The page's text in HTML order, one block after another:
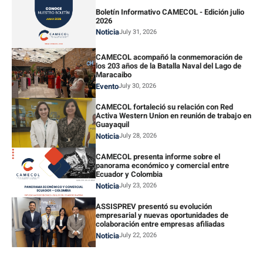
Boletín Informativo CAMECOL - Edición julio
2026
NoticiaJuly 31, 2026
CAMECOL acompañó la conmemoración de
los 203 años de la Batalla Naval del Lago de
Maracaibo
EventoJuly 30, 2026
CAMECOL fortaleció su relación con Red
Activa Western Union en reunión de trabajo en
Guayaquil
NoticiaJuly 28, 2026
CAMECOL presenta informe sobre el
panorama económico y comercial entre
Ecuador y Colombia
NoticiaJuly 23, 2026
ASSISPREV presentó su evolución
empresarial y nuevas oportunidades de
colaboración entre empresas afiliadas
NoticiaJuly 22, 2026